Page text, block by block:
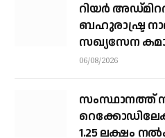
റിയര്‍
ബഹുരാഷ്ട്ര
സഖ്യസേന
06/08/2026
സംസ്ഥാനത്ത്
1.25 ലക്ഷം